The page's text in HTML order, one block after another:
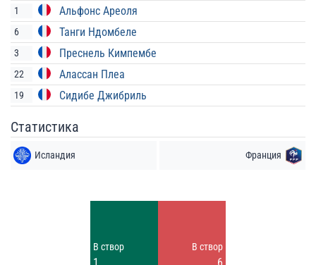
1 Альфонс Ареоля
6 Танги Ндомбеле
3 Преснель Кимпембе
22 Алассан Плеа
19 Сидибе Джибриль
Статистика
Исландия Франция
В створ В створ